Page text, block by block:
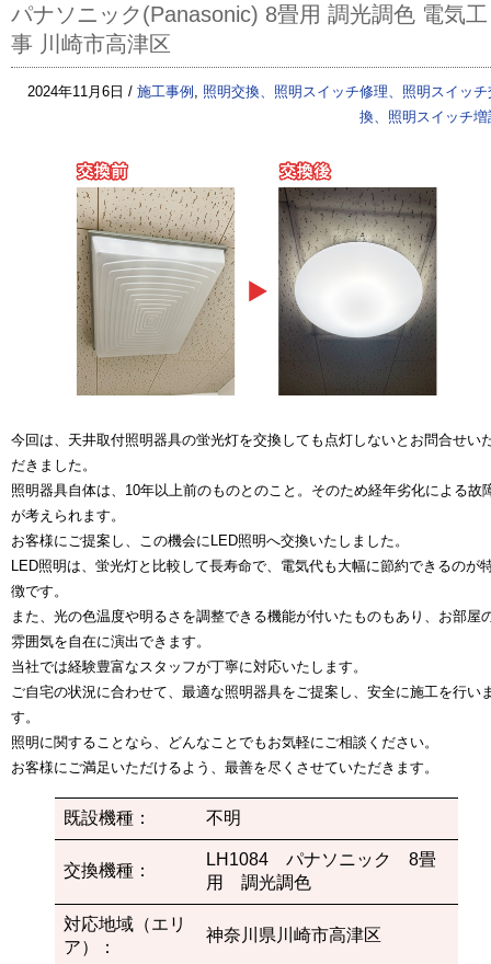
パナソニック(Panasonic) 8畳用 調光調色 電気工
事 川崎市高津区
2024年11月6日 / 施工事例 , 照明交換、照明スイッチ修理、照明スイッチ
換、照明スイッチ増
今回は、天井取付照明器具の蛍光灯を交換しても点灯しないとお問合せい
だきました。
照明器具自体は、10年以上前のものとのこと。そのため経年劣化による故
が考えられます。
お客様にご提案し、この機会にLED照明へ交換いたしました。
LED照明は、蛍光灯と比較して長寿命で、電気代も大幅に節約できるのが
徴です。
また、光の色温度や明るさを調整できる機能が付いたものもあり、お部屋
雰囲気を自在に演出できます。
当社では経験豊富なスタッフが丁寧に対応いたします。
ご自宅の状況に合わせて、最適な照明器具をご提案し、安全に施工を行い
す。
照明に関することなら、どんなことでもお気軽にご相談ください。
お客様にご満足いただけるよう、最善を尽くさせていただきます。
既設機種： 不明
交換機種：
LH1084 パナソニック 8畳
用 調光調色
対応地域（エリ
ア）：
神奈川県川崎市高津区